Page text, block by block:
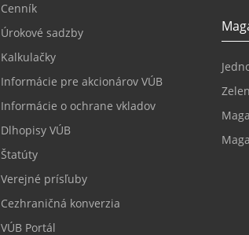
Cenník
Úrokové sadzby
Kalkulačky
Informácie pre akcionárov VÚB
Informácie o ochrane vkladov
Dlhopisy VÚB
Štatúty
Verejné prísľuby
Cezhraničná konverzia
VÚB Portál